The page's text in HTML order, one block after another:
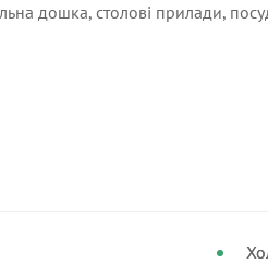
дошка, столові прилади,